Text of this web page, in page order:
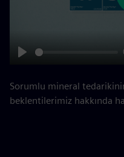
Sorumlu mineral
beklentilerimiz hakkında